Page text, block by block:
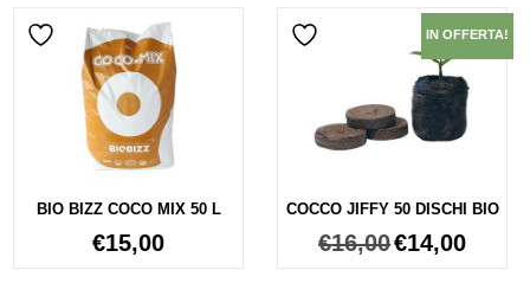
BIO BIZZ COCO MIX 50 L
€15,00
IN OFFERTA!
COCCO JIFFY 50 DISCHI BIO
€16,00€14,00